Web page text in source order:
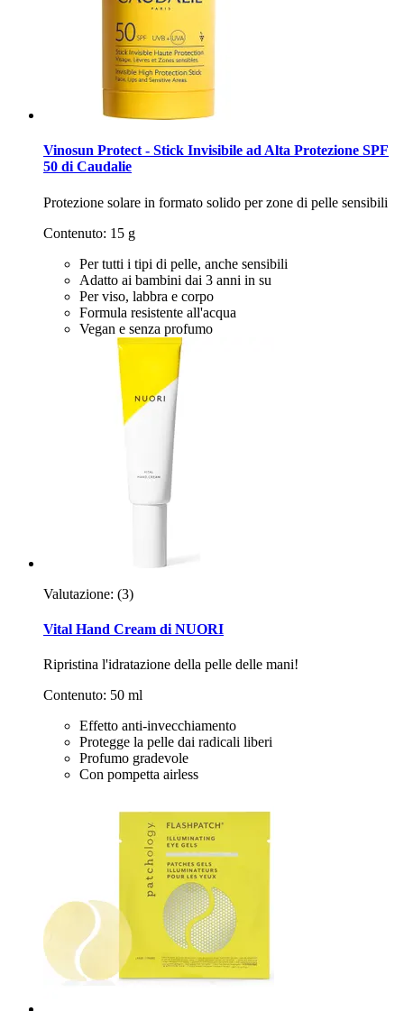
Vinosun Protect - Stick Invisibile ad Alta Protezione SPF
50 di Caudalie
Protezione solare in formato solido per zone di pelle sensibili
Contenuto: 15 g
Per tutti i tipi di pelle, anche sensibili
Adatto ai bambini dai 3 anni in su
Per viso, labbra e corpo
Formula resistente all'acqua
Vegan e senza profumo
Valutazione: (3)
Vital Hand Cream di NUORI
Ripristina l'idratazione della pelle delle mani!
Contenuto: 50 ml
Effetto anti-invecchiamento
Protegge la pelle dai radicali liberi
Profumo gradevole
Con pompetta airless